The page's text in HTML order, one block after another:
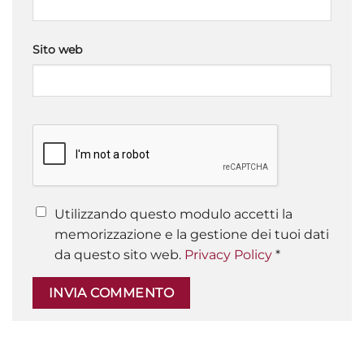
Sito web
Utilizzando questo modulo accetti la
memorizzazione e la gestione dei tuoi dati
da questo sito web. Privacy Policy *